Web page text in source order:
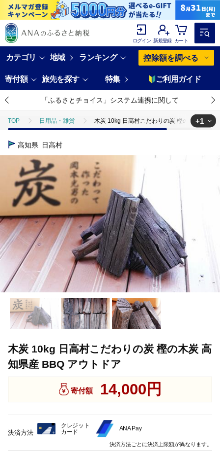
ログイン 新規登録 カート
カテゴリ 地域 ランキング 控除額を調べる
寄付額 旅先を探す 特集 ご利用ガイド
「ふるさとチョイス」システム連携に関して
TOP 日用品・雑貨 木炭 10kg 日高村こだわりの炭 樫の木炭 高知
TOP
+1
高知県 日高村
木炭 10kg 日高村こだわりの炭 樫の木炭 高
知県産 BBQ アウトドア
寄付額 14,000円
決済方法
クレジット
カード
ANA Pay
決済方法ごとに決済上限額が異なります。